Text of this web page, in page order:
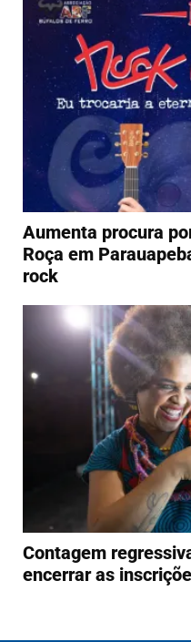
Aumenta procura
Roça em
rock
Contagem
encerrar as